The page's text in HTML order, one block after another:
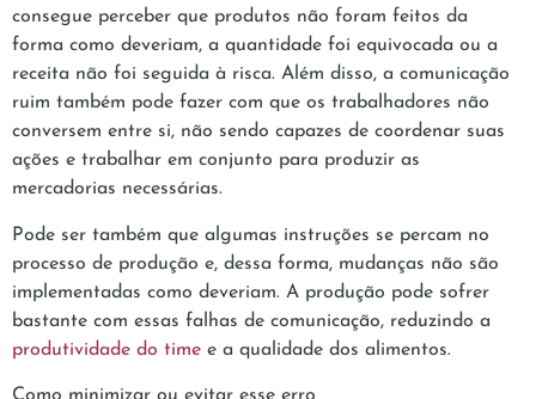
consegue perceber que produtos não foram feitos da
forma como deveriam, a quantidade foi equivocada ou a
receita não foi seguida à risca. Além disso, a comunicação
ruim também pode fazer com que os trabalhadores não
conversem entre si, não sendo capazes de coordenar suas
ações e trabalhar em conjunto para produzir as
mercadorias necessárias.
Pode ser também que algumas instruções se percam no
processo de produção e, dessa forma, mudanças não são
implementadas como deveriam. A produção pode sofrer
bastante com essas falhas de comunicação, reduzindo a
produtividade do time e a qualidade dos alimentos.